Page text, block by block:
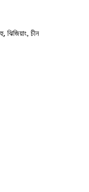
ঝিজিয়াং, চীন